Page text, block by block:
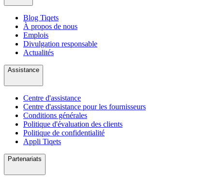
Blog Tiqets
À propos de nous
Emplois
Divulgation responsable
Actualités
Assistance
Centre d'assistance
Centre d'assistance pour les fournisseurs
Conditions générales
Politique d'évaluation des clients
Politique de confidentialité
Appli Tiqets
Partenariats